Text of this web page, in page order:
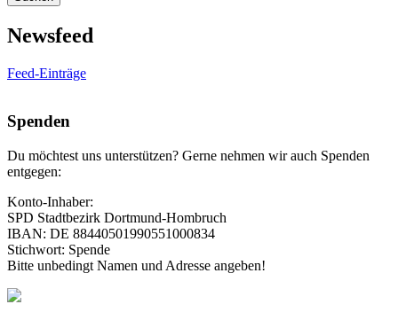
Newsfeed
Feed-Einträge
Spenden
Du möchtest uns unterstützen? Gerne nehmen wir auch Spenden
entgegen:
Konto-Inhaber:
SPD Stadtbezirk Dortmund-Hombruch
IBAN: DE 88440501990551000834
Stichwort: Spende
Bitte unbedingt Namen und Adresse angeben!